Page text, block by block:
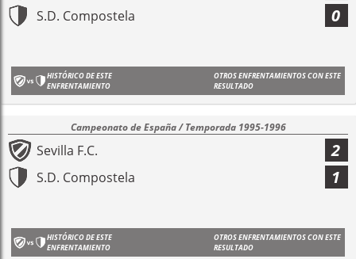
S.D. Compostela 0
HISTÓRICO DE ESTE
ENFRENTAMIENTO
OTROS ENFRENTAMIENTOS CON ESTE
RESULTADO
Campeonato de España / Temporada 1995-1996
Sevilla F.C. 2
S.D. Compostela 1
HISTÓRICO DE ESTE
ENFRENTAMIENTO
OTROS ENFRENTAMIENTOS CON ESTE
RESULTADO